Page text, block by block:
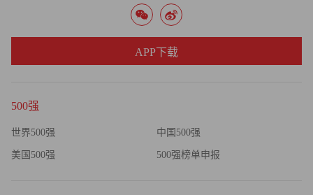
500强
世界500强 中国500强
美国500强 500强榜单申报
APP下载